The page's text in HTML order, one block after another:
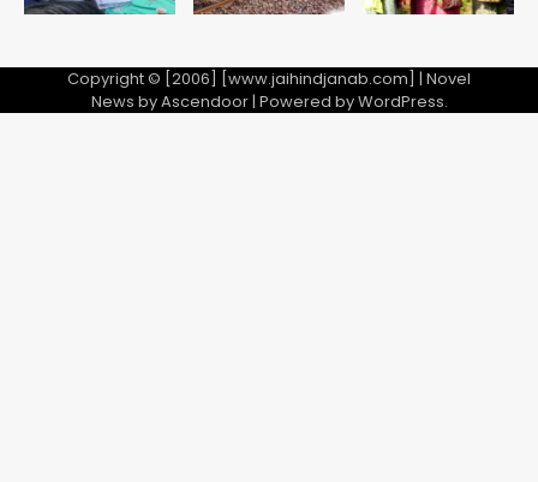
Copyright © [2006] [www.jaihindjanab.com] | Novel
News byAscendoor| Powered byWordPress.